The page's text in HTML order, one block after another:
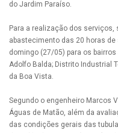
do Jardim Paraíso.
Para a realização dos
abastecimento das 20 horas
domingo (27/05) para os
Adolfo Balda; Distrito Industrial
da Boa Vista.
Segundo o engenheiro Marcos
Águas de Matão, além da
das condições gerais das